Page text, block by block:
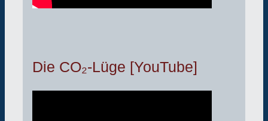
Die CO₂-Lüge [YouTube]